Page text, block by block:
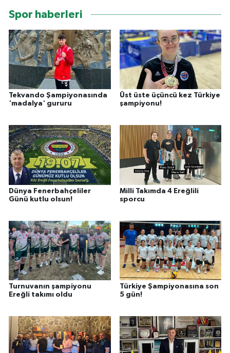
Spor haberleri
Tekvando Şampiyonasında
'madalya' gururu
Üst üste üçüncü kez Türkiye
şampiyonu!
Dünya Fenerbahçeliler
Günü kutlu olsun!
Milli Takımda 4 Ereğlili
sporcu
Turnuvanın şampiyonu
Ereğli takımı oldu
Türkiye Şampiyonasına son
5 gün!